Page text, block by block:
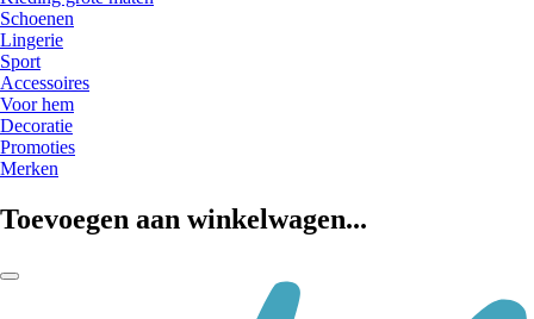
Schoenen
Lingerie
Sport
Accessoires
Voor hem
Decoratie
Promoties
Merken
Toevoegen aan winkelwagen...